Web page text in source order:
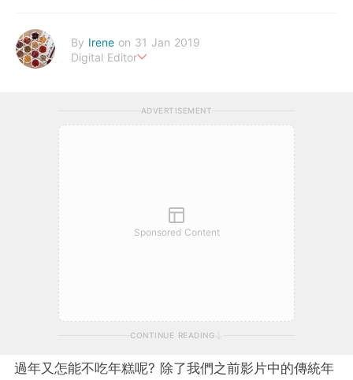
By Irene on 31 Jan 2019
Digital Editor
ADVERTISEMENT
Sponsored Content
CONTINUE READING
過年又怎能不吃年糕呢? 除了我們之前影片中的傳統年